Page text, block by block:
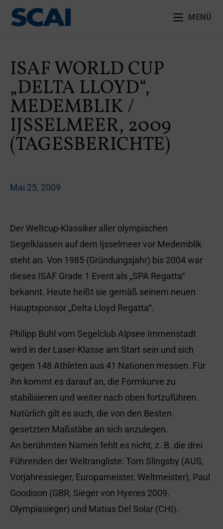
MENÜ
ISAF WORLD CUP
„DELTA LLOYD“,
MEDEMBLIK /
IJSSELMEER, 2009
(TAGESBERICHTE)
Mai 25, 2009
Der Weltcup-Klassiker aller olympischen
Segelklassen auf dem Ijsselmeer vor Medemblik
steht an. Von 1985 (Gründungsjahr) bis 2004 war
dieses ISAF Grade 1 Event als „SPA Regatta“
bekannt. Heute heißt sie gemäß seinem neuen
Hauptsponsor „Delta Lloyd Regatta“.
Philipp Buhl vom Segelclub Alpsee Immenstadt
wird in der Laser-Klasse am Start sein und sich
gegen 148 Athleten aus 41 Nationen messen. Für
ihn kommt es darauf an, die Formkurve zu
stabilisieren und weiter nach oben fortzuführen.
Natürlich gilt es auch, die von den Besten
gesetzten Maßstäbe an sich anzulegen.
An berühmten Namen fehlt es nicht, z. B. die drei
Führenden der Weltrangliste: Tom Slingsby (AUS,
Vorjahressieger, Europameister, Weltmeister), Paul
Goodison (GBR, Sieger von Hyeres 2009,
Olympiasieger) und Matias Del Solar (CHI).